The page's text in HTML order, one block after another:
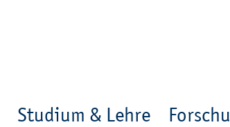
Studium & Lehre